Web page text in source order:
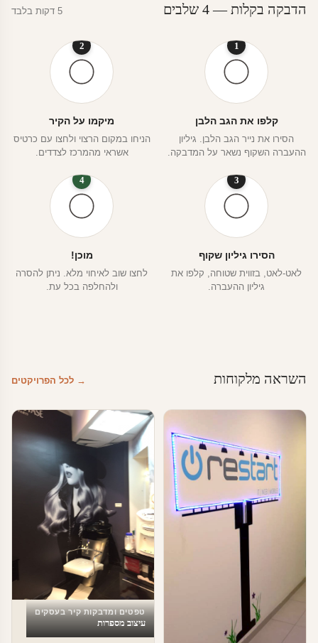
הדבקה בקלות — 4 שלבים 5 דקות בלבד
1
קלפו את הגב הלבן
הסירו את נייר הגב הלבן. גיליון
ההעברה השקוף נשאר על המדבקה.
2
מיקמו על הקיר
הניחו במקום הרצוי ולחצו עם כרטיס
אשראי מהמרכז לצדדים.
3
הסירו גיליון שקוף
לאט-לאט, בזווית שטוחה, קלפו את
גיליון ההעברה.
4
מוכן!
לחצו שוב לאיחוי מלא. ניתן להסרה
ולהחלפה בכל עת.
השראה מלקוחות → לכל הפרויקטים
טפטים ומדבקות קיר בעסקים
עיצוב מספרות